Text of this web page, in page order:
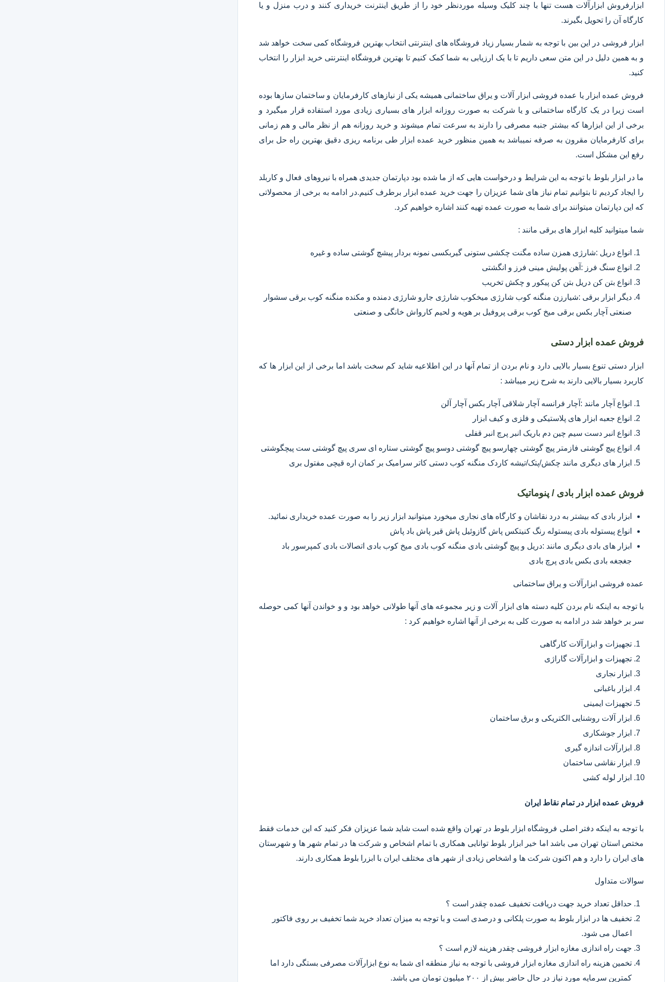
ابزارفروش ابزارآلات هست تنها با چند کلیک وسیله موردنظر خود را از طریق اینترنت خریداری کنند و درب منزل و یا
کارگاه آن را تحویل بگیرند.
ابزار فروشی در این بین با توجه به شمار بسیار زیاد فروشگاه های اینترنتی انتخاب بهترین فروشگاه کمی سخت خواهد شد
و به همین دلیل در این متن سعی داریم تا با یک ارزیابی به شما کمک کنیم تا بهترین فروشگاه اینترنتی خرید ابزار را انتخاب
کنید.
فروش عمده ابزار یا عمده فروشی ابزار آلات و یراق ساختمانی همیشه یکی از نیازهای کارفرمایان و ساختمان سازها بوده
است زیرا در یک کارگاه ساختمانی و یا شرکت به صورت روزانه ابزار های بسیاری زیادی مورد استفاده قرار میگیرد و
برخی از این ابزارها که بیشتر جنبه مصرفی را دارند به سرعت تمام میشوند و خرید روزانه هم از نظر مالی و هم زمانی
برای کارفرمایان مقرون به صرفه نمیباشد به همین منظور خرید عمده ابزار طی برنامه ریزی دقیق بهترین راه حل برای
رفع این مشکل است.
ما در ابزار بلوط با توجه به این شرایط و درخواست هایی که از ما شده بود دپارتمان جدیدی همراه با نیروهای فعال و کاربلد
را ایجاد کردیم تا بتوانیم تمام نیاز های شما عزیزان را جهت خرید عمده ابزار برطرف کنیم.در ادامه به برخی از محصولاتی
که این دپارتمان میتوانند برای شما به صورت عمده تهیه کنند اشاره خواهیم کرد.
شما میتوانید کلیه ابزار های برقی مانند :
انواع دریل :شارژی همزن ساده مگنت چکشی ستونی گیربکسی نمونه بردار پیشچ گوشتی ساده و غیره
انواع سنگ فرز :آهن پولیش مینی فرز و انگشتی
انواع بتن کن دریل بتن کن پیکور و چکش تخریب
دیگر ابزار برقی :شیارزن منگنه کوب شارژی میخکوب شارژی جارو شارژی دمنده و مکنده منگنه کوب برقی سشوار
صنعتی آچار بکس برقی میخ کوب برقی پروفیل بر هویه و لحیم کارواش خانگی و صنعتی
فروش عمده ابزار دستی
ابزار دستی تنوع بسیار بالایی دارد و نام بردن از تمام آنها در این اطلاعیه شاید کم سخت باشد اما برخی از این ابزار ها که
کاربرد بسیار بالایی دارند به شرح زیر میباشد :
انواع آچار مانند :آچار فرانسه آچار شلاقی آچار بکس آچار آلن
انواع جعبه ابزار های پلاستیکی و فلزی و کیف ابزار
انواع انبر دست سیم چین دم باریک انبر پرچ انبر قفلی
انواع پیچ گوشتی فازمتر پیچ گوشتی چهارسو پیچ گوشتی دوسو پیچ گوشتی ستاره ای سری پیچ گوشتی ست پیچگوشتی
ابزار های دیگری مانند چکش/پتک/تیشه کاردک منگنه کوب دستی کاتر سرامیک بر کمان اره قیچی مفتول بری
فروش عمده ابزار بادی / پنوماتیک
ابزار بادی که بیشتر به درد نقاشان و کارگاه های نجاری میخورد میتوانید ابزار زیر را به صورت عمده خریداری نمائید.
انواع پیستوله بادی پیستوله رنگ کنیتکس پاش گازوئیل پاش قیر پاش باد پاش
ابزار های بادی دیگری مانند :دریل و پیچ گوشتی بادی منگنه کوب بادی میخ کوب بادی اتصالات بادی کمپرسور باد
جغجغه بادی بکس بادی پرچ بادی
عمده فروشی ابزارآلات و یراق ساختمانی
با توجه به اینکه نام بردن کلیه دسته های ابزار آلات و زیر مجموعه های آنها طولانی خواهد بود و و خواندن آنها کمی حوصله
سر بر خواهد شد در ادامه به صورت کلی به برخی از آنها اشاره خواهیم کرد :
تجهیزات و ابزارآلات کارگاهی
تجهیزات و ابزارآلات گاراژی
ابزار نجاری
ابزار باغبانی
تجهیزات ایمینی
ابزار آلات روشنایی الکتریکی و برق ساختمان
ابزار جوشکاری
ابزارآلات اندازه گیری
ابزار نقاشی ساختمان
ابزار لوله کشی
فروش عمده ابزار در تمام نقاط ایران
با توجه به اینکه دفتر اصلی فروشگاه ابزار بلوط در تهران واقع شده است شاید شما عزیزان فکر کنید که این خدمات فقط
مختص استان تهران می باشد اما خیر ابزار بلوط توانایی همکاری با تمام اشخاص و شرکت ها در تمام شهر ها و شهرستان
های ایران را دارد و هم اکنون شرکت ها و اشخاص زیادی از شهر های مختلف ایران با ابزرا بلوط همکاری دارند.
سوالات متداول
حداقل تعداد خرید جهت دریافت تخفیف عمده چقدر است ؟
تخفیف ها در ابزار بلوط به صورت پلکانی و درصدی است و با توجه به میزان تعداد خرید شما تخفیف بر روی فاکتور
اعمال می شود.
جهت راه اندازی مغازه ابزار فروشی چقدر هزینه لازم است ؟
تخمین هزینه راه اندازی مغازه ابزار فروشی با توجه به نیاز منطقه ای شما به نوع ابزارآلات مصرفی بستگی دارد اما
کمترین سرمایه مورد نیاز در حال حاضر بیش از ۲۰۰ میلیون تومان می باشد.